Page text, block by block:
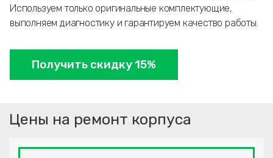
Используем только оригинальные комплектующие,
выполняем диагностику и гарантируем качество работы.
Получить скидку 15%
Цены на ремонт корпуса